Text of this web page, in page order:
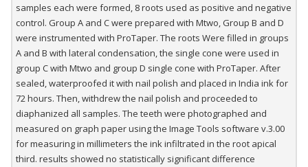
samples each were formed, 8 roots used as positive and negative
control. Group A and C were prepared with Mtwo, Group B and D
were instrumented with ProTaper. The roots Were filled in groups
A and B with lateral condensation, the single cone were used in
group C with Mtwo and group D single cone with ProTaper. After
sealed, waterproofed it with nail polish and placed in India ink for
72 hours. Then, withdrew the nail polish and proceeded to
diaphanized all samples. The teeth were photographed and
measured on graph paper using the Image Tools software v.3.00
for measuring in millimeters the ink infiltrated in the root apical
third. results showed no statistically significant difference